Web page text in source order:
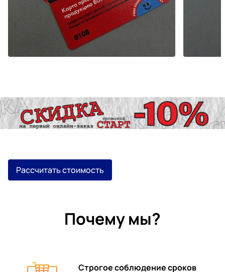
Рассчитать стоимость
Почему мы?
Строгое соблюдение сроков